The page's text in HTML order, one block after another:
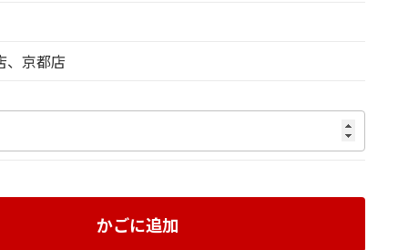
京都店
かごに追加